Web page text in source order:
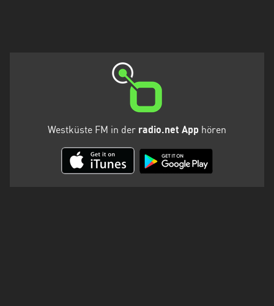
Westküste FM in der radio.net App hören